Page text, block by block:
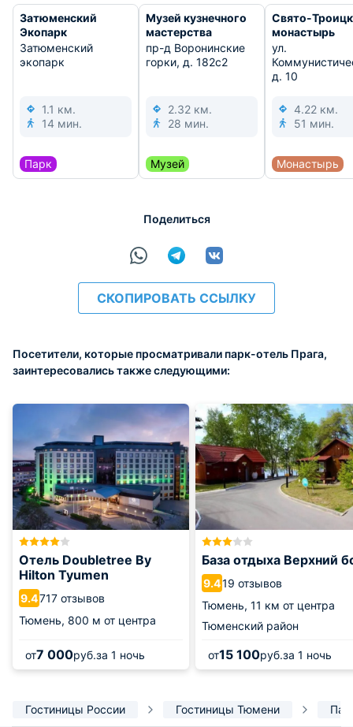
Затюменский
Экопарк
Затюменский
экопарк
1.1 км.
14 мин.
Парк
Музей кузнечного
мастерства
пр-д Воронинские
горки, д. 182с2
2.32 км.
28 мин.
Музей
Свято-
монастырь
ул.
д. 10
4.22 км.
51 мин.
Монастырь
Поделиться
СКОПИРОВАТЬ ССЫЛКУ
Посетители, которые просматривали парк-отель Прага,
заинтересовались также следующими:
Отель Doubletree By
Hilton Tyumen
9.4717 отзывов
Тюмень, 800 м от центра
от7 000руб.за 1 ночь
База отдыха Верхний
9.419 отзывов
Тюмень, 11 км от центра
Тюменский район
от15 100руб.за 1 ночь
Гостиницы России Гостиницы Тюмени